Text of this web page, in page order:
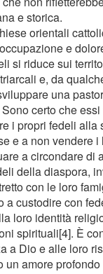
e storica.
orientali
e
si riduce sui
e, da
una
certo che
i propri fedeli alla
e a non vendere i
a circondare di
della diaspora,
con le loro
a custodire con
loro identità
spirituali[4]. È
a Dio e alle loro
un amore